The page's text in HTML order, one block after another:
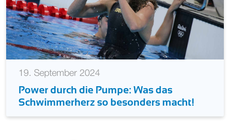
19. September 2024
Power durch die Pumpe: Was das
Schwimmerherz so besonders macht!